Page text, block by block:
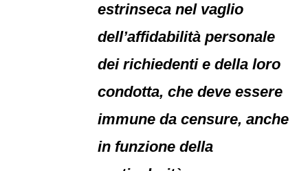
estrinseca nel vaglio
dell’affidabilità personale
dei richiedenti e della loro
condotta, che deve essere
immune da censure, anche
in funzione della